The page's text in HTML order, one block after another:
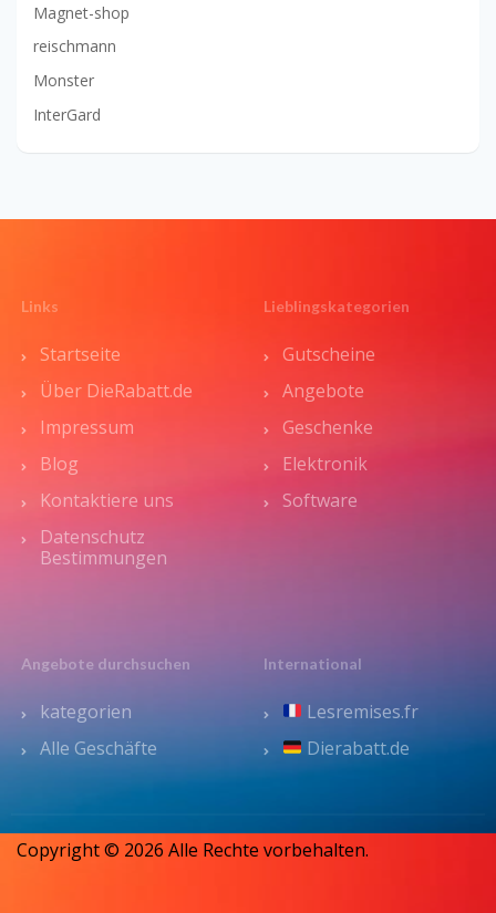
Magnet-shop
reischmann
Monster
InterGard
Links
Startseite
Über DieRabatt.de
Impressum
Blog
Kontaktiere uns
Datenschutz
Bestimmungen
Lieblingskategorien
Gutscheine
Angebote
Geschenke
Elektronik
Software
Angebote durchsuchen
kategorien
Alle Geschäfte
International
Lesremises.fr
Dierabatt.de
Copyright © 2026 Alle Rechte vorbehalten.